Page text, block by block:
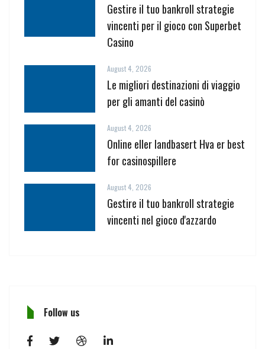
Gestire il tuo bankroll strategie
vincenti per il gioco con Superbet
Casino
August 4, 2026
Le migliori destinazioni di viaggio
per gli amanti del casinò
August 4, 2026
Online eller landbasert Hva er best
for casinospillere
August 4, 2026
Gestire il tuo bankroll strategie
vincenti nel gioco d'azzardo
Follow us